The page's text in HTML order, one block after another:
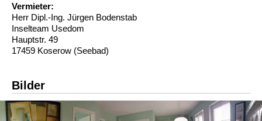
Vermieter:
Herr Dipl.-Ing. Jürgen Bodenstab
Inselteam Usedom
Hauptstr. 49
17459 Koserow (Seebad)
Bilder